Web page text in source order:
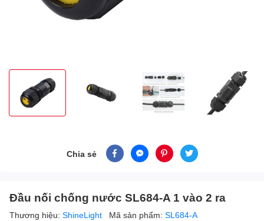
Chia sẻ
Đầu nối chống nước SL684-A 1 vào 2 ra
Thương hiệu: ShineLight Mã sản phẩm: SL684-A